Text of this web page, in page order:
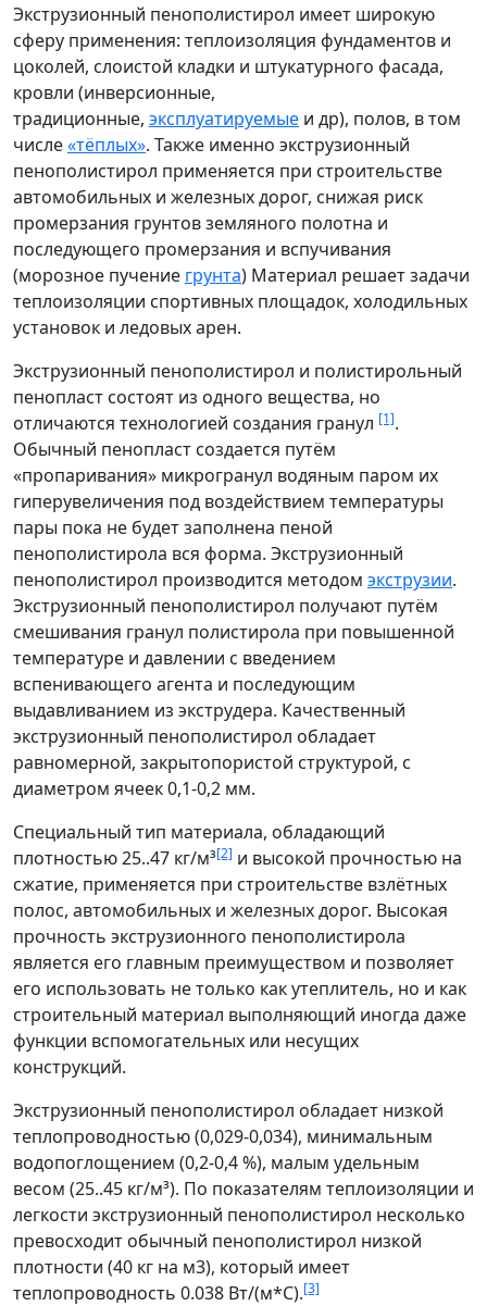
Экструзионный пенополистирол имеет широкую
сферу применения: теплоизоляция фундаментов и
цоколей, слоистой кладки и штукатурного фасада,
кровли (инверсионные,
традиционные, эксплуатируемые и др), полов, в том
числе«тёплых». Также именно экструзионный
пенополистирол применяется при строительстве
автомобильных и железных дорог, снижая риск
промерзания грунтов земляного полотна и
последующего промерзания и вспучивания
(морозное пучение грунта) Материал решает задачи
теплоизоляции спортивных площадок, холодильных
установок и ледовых арен.
Экструзионный пенополистирол и полистирольный
пенопласт состоят из одного вещества, но
отличаются технологией создания гранул [1].
Обычный пенопласт создается путём
«пропаривания» микрогранул водяным паром их
гиперувеличения под воздействием температуры
пары пока не будет заполнена пеной
пенополистирола вся форма. Экструзионный
пенополистирол производится методом экструзии.
Экструзионный пенополистирол получают путём
смешивания гранул полистирола при повышенной
температуре и давлении с введением
вспенивающего агента и последующим
выдавливанием из экструдера. Качественный
экструзионный пенополистирол обладает
равномерной, закрытопористой структурой, с
диаметром ячеек 0,1-0,2 мм.
Специальный тип материала, обладающий
плотностью 25..47 кг/м³[2] и высокой прочностью на
сжатие, применяется при строительстве взлётных
полос, автомобильных и железных дорог. Высокая
прочность экструзионного пенополистирола
является его главным преимуществом и позволяет
его использовать не только как утеплитель, но и как
строительный материал выполняющий иногда даже
функции вспомогательных или несущих
конструкций.
Экструзионный пенополистирол обладает низкой
теплопроводностью (0,029-0,034), минимальным
водопоглощением (0,2-0,4 %), малым удельным
весом (25..45 кг/м³). По показателям теплоизоляции и
легкости экструзионный пенополистирол несколько
превосходит обычный пенополистирол низкой
плотности (40 кг на м3), который имеет
теплопроводность 0.038 Вт/(м*С).[3]